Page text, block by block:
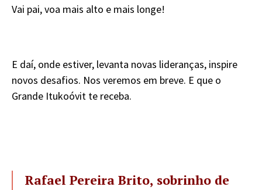
Vai pai, voa mais alto e mais longe!
E daí, onde estiver, levanta novas lideranças, inspire
novos desafios. Nos veremos em breve. E que o
Grande Itukoóvit te receba.
Rafael Pereira Brito, sobrinho de